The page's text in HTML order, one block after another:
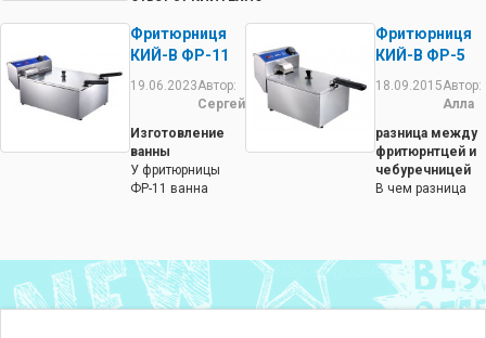
факторов. Позвоните, мы подберем.
Фритюрниця
КИЙ-В ФР-11
19.06.2023Автор:
Сергей
Изготовление
ванны
У фритюрницы
ФР-11 ванна
КИЙТЕХНО
У фритюрницы
ФР-11 ванна
Фритюрниця
КИЙ-В ФР-5
18.09.2015Автор:
Алла
разница между
фритюрнтцей и
чебуречницей
В чем разница
5 литров?
Ответ от Trade
КИЙ-В